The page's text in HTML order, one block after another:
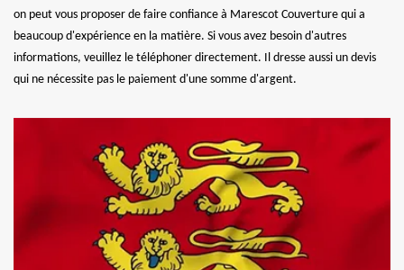
on peut vous proposer de faire confiance à Marescot Couverture qui a
beaucoup d'expérience en la matière. Si vous avez besoin d'autres
informations, veuillez le téléphoner directement. Il dresse aussi un devis
qui ne nécessite pas le paiement d'une somme d'argent.